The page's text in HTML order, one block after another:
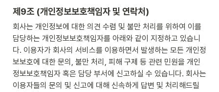
제9조 (개인정보보호책임자 및 연락처)
회사는 개인정보에 대한 의견 수렴 및 불만 처리를 위하여 이를
담당하는 개인정보보호책임자를 아래와 같이 지정하고 있습니
다. 이용자가 회사의 서비스를 이용하면서 발생하는 모든 개인정
보보호에 대한 문의, 불만 처리, 피해 구제 등 관련 민원을 개인
정보보호책임자 혹은 담당 부서에 신고하실 수 있습니다. 회사는
이용자들의 문의 및 신고에 대해 신속하게 답변 및 처리해드릴